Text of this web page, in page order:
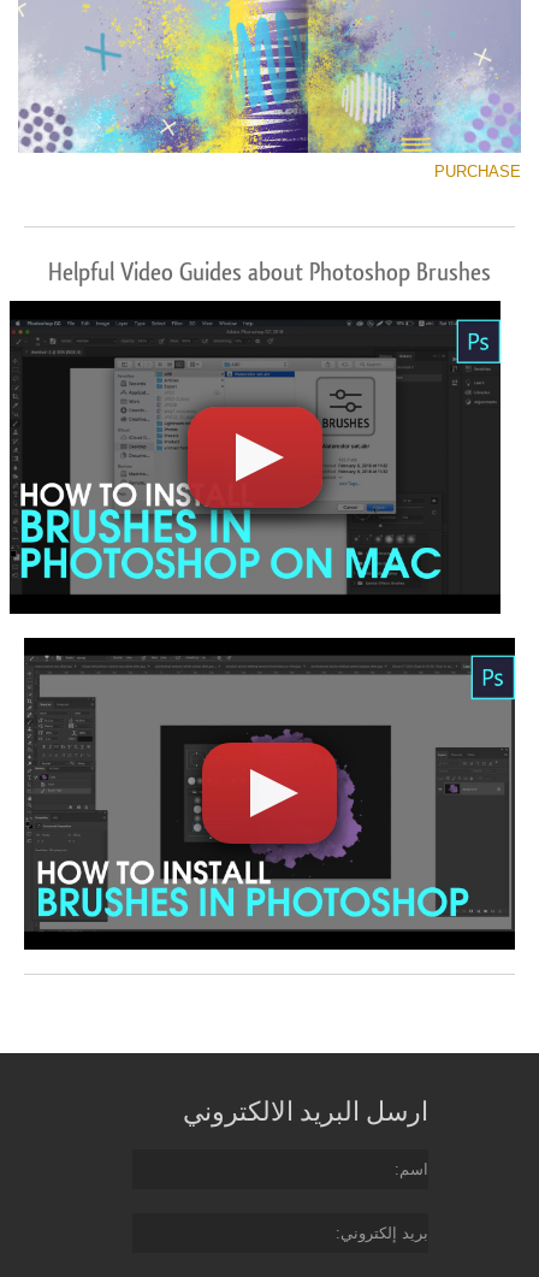
تنزيل مجاني
PURCHASE
Helpful Video Guides about Photoshop Brushes
ارسل البريد الالكتروني
اسم
بريد إلكتروني